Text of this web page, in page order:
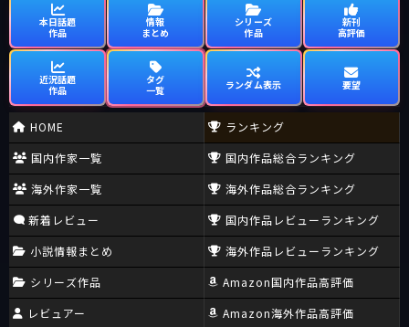
本日話題
作品
情報
まとめ
シリーズ
作品
新刊
高評価
近況話題
作品
タグ
一覧
ランダム表示 要望
HOME
国内作家一覧
海外作家一覧
新着レビュー
小説情報まとめ
シリーズ作品
レビュアー
ランキング
国内作品総合ランキング
海外作品総合ランキング
国内作品レビューランキング
海外作品レビューランキング
Amazon国内作品高評価
Amazon海外作品高評価